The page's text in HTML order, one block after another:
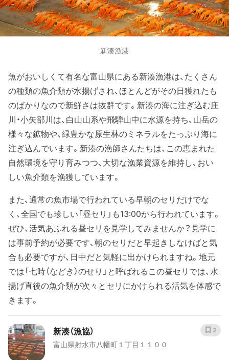
新湊漁港
魚がおいしくて有名な富山県にある新湊漁港は、たくさん
の種類の魚介類が水揚げされ、ほとんどがその日獲れたも
のばかりなので新鮮さは抜群です。新湊の海に注ぎ込む庄
川・小矢部川は、白山山系や飛騨山中に水源を持ち、山岳の
様々な鉱物や、緑豊かな原生林のミネラルをたっぷり海に
注ぎ込んでいます。新湊の漁師さんたちは、この恵まれた
自然環境を守り育みつつ、大切な漁業資源を維持し、おい
しい魚介類を漁獲しています。
また、通常の魚市場で行われている早朝のセリだけでな
く、全国でも珍しい「昼セリ」も13:00から行われています。
ぜひ、活気あふれる昼セリを見学してみませんか？見学に
は事前予約が必要です、朝のセリだと早起きしなけばと気
合も必要ですが、日中だと気軽に出かけられますね。地元
では「七時（などき）のせり」と呼ばれるこの昼セリでは、水
揚げ直後の魚介類が次々とセリにかけられる活気を体感で
きます。
新湊（漁協）
富山県射水市八幡町１丁目１１００
2